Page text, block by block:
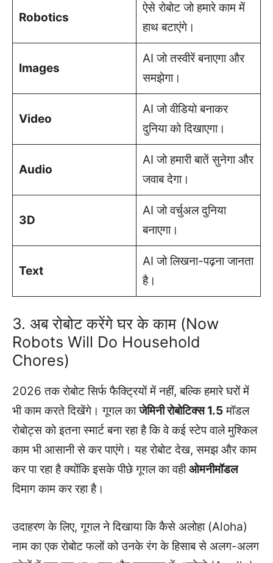
Robotics
ऐसे रोबोट जो हमारे काम में
हाथ बटाएंगे।
Images
AI जो तस्वीरें बनाएगा और
समझेगा।
Video
AI जो वीडियो बनाकर
दुनिया को दिखाएगा।
Audio
AI जो हमारी बातें सुनेगा और
जवाब देगा।
3D
AI जो वर्चुअल दुनिया
बनाएगा।
Text
AI जो लिखना-पढ़ना जानता
है।
3. अब रोबोट करेंगे घर के काम (Now
Robots Will Do Household
Chores)
2026 तक रोबोट सिर्फ फैक्ट्रियों में नहीं, बल्कि हमारे घरों में
भी काम करते दिखेंगे। गूगल काजेमिनी रोबोटिक्स 1.5मॉडल
रोबोट्स को इतना स्मार्ट बना रहा है कि वे कई स्टेप वाले मुश्किल
काम भी आसानी से कर पाएंगे। यह रोबोट देख, समझ और काम
कर पा रहा है क्योंकि इसके पीछे गूगल का वहीओमनीमॉडल
दिमाग काम कर रहा है।
उदाहरण के लिए, गूगल ने दिखाया कि कैसे अलोहा (Aloha)
नाम का एक रोबोट फलों को उनके रंग के हिसाब से अलग-अलग